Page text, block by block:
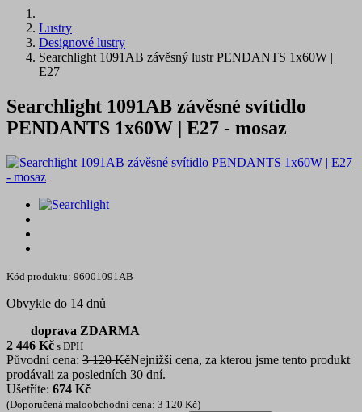
Lustry
Designové lustry
Searchlight 1091AB závěsný lustr PENDANTS 1x60W |
E27
Searchlight 1091AB závěsné svítidlo
PENDANTS 1x60W | E27 - mosaz
Kód produktu: 96001091AB
Obvykle do 14 dnů
doprava ZDARMA
2 446 Kč s DPH
Původní cena: 3 120 KčNejnižší cena, za kterou jsme tento produkt
prodávali za posledních 30 dní.
Ušetříte: 674 Kč
(Doporučená maloobchodní cena: 3 120 Kč)